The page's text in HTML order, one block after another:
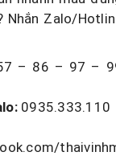
Nhắn Zalo/
– 86 – 97 –
0935.333.110